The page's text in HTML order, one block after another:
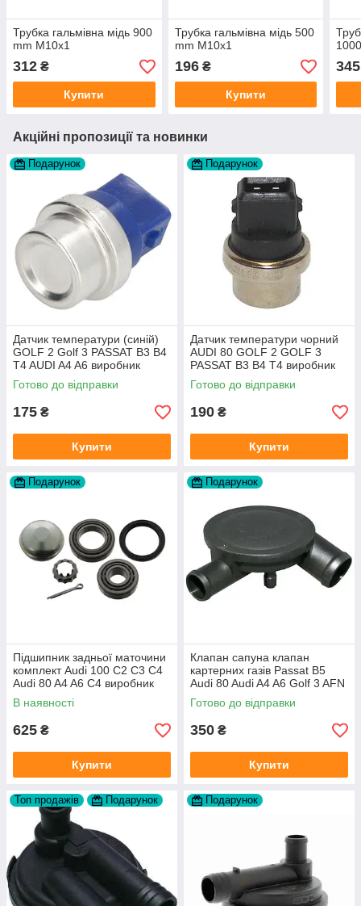
Трубка гальмівна мідь 900
mm M10x1
312 ₴
Купити
Трубка гальмівна мідь 500
mm M10x1
196₴
Купити
345
Акційні пропозиції та новинки
Подарунок
Датчик температури (синій)
GOLF 2 Golf 3 PASSAT B3 B4
T4 AUDI A4 A6 виробник
Topran Німеччина
Готово до відправки
175 ₴
Купити
Подарунок
Датчик температури чорний
AUDI 80 GOLF 2 GOLF 3
PASSAT B3 B4 T4 виробник
TOPRAN Німеччина
Готово до відправки
190 ₴
Купити
Подарунок
Підшипник задньої маточини
комплект Audi 100 C2 C3 C4
Audi 80 A4 A6 C4 виробник
FAG
В наявності
625 ₴
Купити
Подарунок
Клапан сапуна клапан
картерних газів Passat B5
Audi 80 Audi A4 A6 Golf 3 AFN
1Y AAZ 1Z AFF AEY AAZ AHB
AHU
Готово до відправки
350 ₴
Купити
Топ продажів Подарунок Подарунок